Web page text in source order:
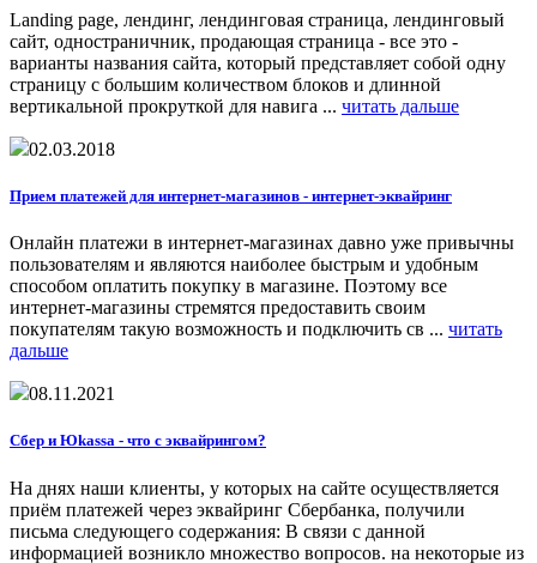
Landing page, лендинг, лендинговая страница, лендинговый
сайт, одностраничник, продающая страница - все это -
варианты названия сайта, который представляет собой одну
страницу с большим количеством блоков и длинной
вертикальной прокруткой для навига ... читать дальше
02.03.2018
Прием платежей для интернет-магазинов - интернет-эквайринг
Онлайн платежи в интернет-магазинах давно уже привычны
пользователям и являются наиболее быстрым и удобным
способом оплатить покупку в магазине. Поэтому все
интернет-магазины стремятся предоставить своим
покупателям такую возможность и подключить св ... читать
дальше
08.11.2021
Сбер и Юkassa - что с эквайрингом?
На днях наши клиенты, у которых на сайте осуществляется
приём платежей через эквайринг Сбербанка, получили
письма следующего содержания: В связи с данной
информацией возникло множество вопросов. на некоторые из